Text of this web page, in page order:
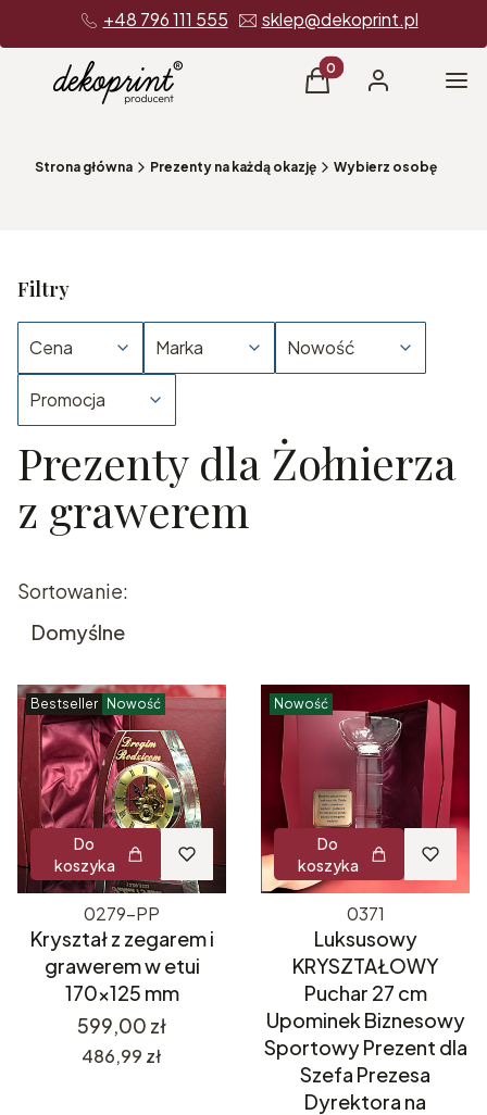
+48 796 111 555 sklep@dekoprint.pl
Produkty w koszyku:
Koszyk Zaloguj się
Strona główna Prezenty na każdą okazję Wybierz osobę
Filtry
Cena Marka Nowość
Promocja
Koniec filtrów
Prezenty dla Żołnierza
z grawerem
Lista produktów
Sortowanie:
Domyślne
Bestseller Nowość
Do
koszyka
0279-PP
Kryształ z zegarem i
grawerem w etui
170x125 mm
Cena
599,00 zł
Cena
486,99 zł
Nowość
Do
koszyka
0371
Luksusowy
KRYSZTAŁOWY
Puchar 27 cm
Upominek Biznesowy
Sportowy Prezent dla
Szefa Prezesa
Dyrektora na